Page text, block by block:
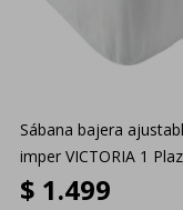
Sábana bajera
imper VICTORIA 1
90x200
$ 1.499